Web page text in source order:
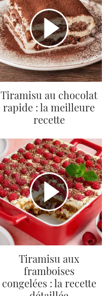
Tiramisu au chocolat
rapide : la meilleure
recette
Tiramisu aux
framboises
congelées : la recette